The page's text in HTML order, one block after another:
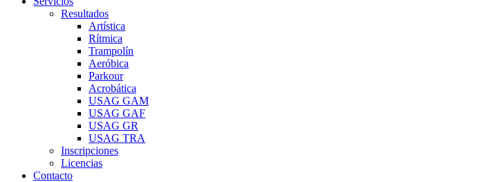
Resultados
Artística
Rítmica
Trampolín
Aeróbica
Parkour
Acrobática
USAG GAM
USAG GAF
USAG GR
USAG TRA
Inscripciones
Licencias
Contacto